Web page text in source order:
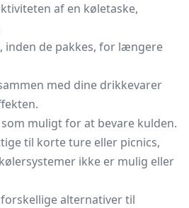
af en køletaske,
inden de pakkes, for længere
med dine drikkevarer
muligt for at bevare kulden.
til korte ture eller picnics,
ikke er mulig eller
alternativer til